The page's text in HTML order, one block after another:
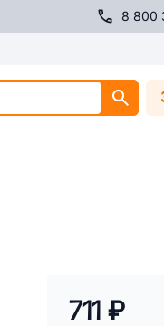
8 800
711 ₽